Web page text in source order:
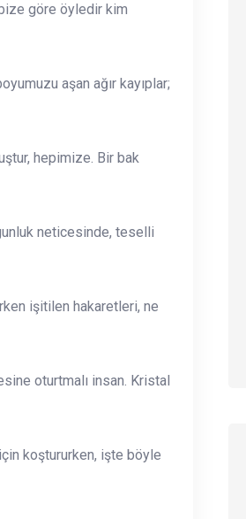
bize göre öyledir kim
aşan ağır kayıplar;
hepimize. Bir bak
neticesinde, teselli
işitilen hakaretleri, ne
oturtmalı insan. Kristal
koştururken, işte böyle